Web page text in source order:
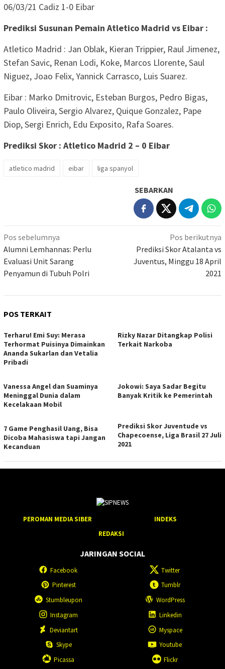
06/03/21 Cadiz 1-0 Eibar
Prediksi Susunan Pemain Atletico Madrid vs Eibar :
Atletico Madrid : Jan Oblak, Kieran Trippier, Raul Jimenez,
Stefan Savic, Renan Lodi, Koke, Marcos Llorente, Saul
Niguez, Joao Felix, Yannick Carrasco, Luis Suarez.
Eibar : Marko Dmitrovic, Esteban Burgos, Pedro Bigas,
Paulo Oliveira, Sergio Alvarez, Quique Gonzalez, Pape
Diop, Sergi Enrich, Edu Exposito, Rafa Soares.
Prediksi Skor : Atletico Madrid 2 – 0 Eibar
atletico madrid eibar liga spanyol
SEBARKAN
Navigasi
pos
Pos sebelumnya
Alumni Lemhannas: Perlu
Evaluasi Unit Sarang
Penyamun di Tubuh Polri
Pos berikutnya
Prediksi Skor Atalanta vs
Juventus, Minggu 18 April
2021
POS TERKAIT
Terharu! Emi Suy: Merasa
Terhormat Puisinya Dimainkan
Ananda Sukarlan dan Vetalia
Pribadi
Rizky Nazar Ditangkap Polisi
Terkait Narkoba
Vanessa Angel dan Suaminya
Meninggal Dunia dalam
Kecelakaan Mobil
Jokowi: Saya Sadar Begitu
Banyak Kritik ke Pemerintah
7 Game Penghasil Uang, Bisa
Dicoba Mahasiswa tapi Jangan
Kecanduan
Prediksi Skor Juventude vs
Chapecoense, Liga Brasil 27 Juli
2021
PEROMAN MEDIA SIBER
INDEKS
REDAKSI
JARINGAN SOCIAL
Facebook
Twitter
Pinterest
Tumblr
Stumbleupon
WordPress
Instagram
Linkedin
Deviantart
Myspace
Skype
Youtube
Picassa
Flickr